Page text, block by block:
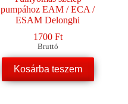
pumpához EAM / ECA /
ESAM Delonghi
1700 Ft
Bruttó
Kosárba teszem